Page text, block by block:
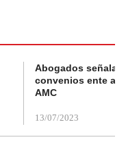
Abogados
convenios ente
AMC
13/07/2023